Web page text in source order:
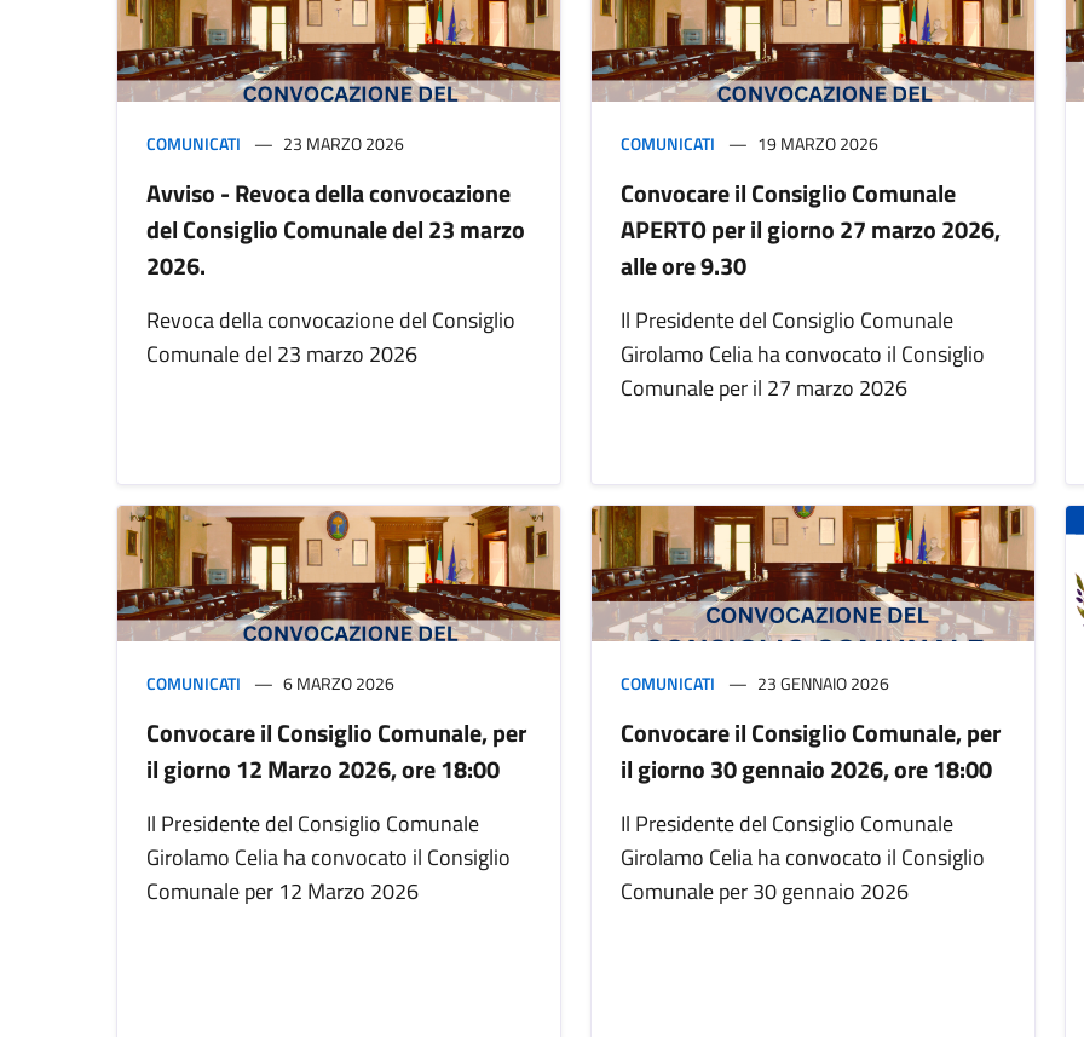
COMUNICATI 23 MARZO 2026
Avviso - Revoca della convocazione
del Consiglio Comunale del 23 marzo
2026.
Revoca della convocazione del Consiglio
Comunale del 23 marzo 2026
COMUNICATI 19 MARZO 2026
Convocare il Consiglio Comunale
APERTO per il giorno 27 marzo 2026,
alle ore 9.30
Il Presidente del Consiglio Comunale
Girolamo Celia ha convocato il Consiglio
Comunale per il 27 marzo 2026
COMUNICATI 6 MARZO 2026
Convocare il Consiglio Comunale, per
il giorno 12 Marzo 2026, ore 18:00
Il Presidente del Consiglio Comunale
Girolamo Celia ha convocato il Consiglio
Comunale per 12 Marzo 2026
COMUNICATI 23 GENNAIO 2026
Convocare il Consiglio Comunale, per
il giorno 30 gennaio 2026, ore 18:00
Il Presidente del Consiglio Comunale
Girolamo Celia ha convocato il Consiglio
Comunale per 30 gennaio 2026